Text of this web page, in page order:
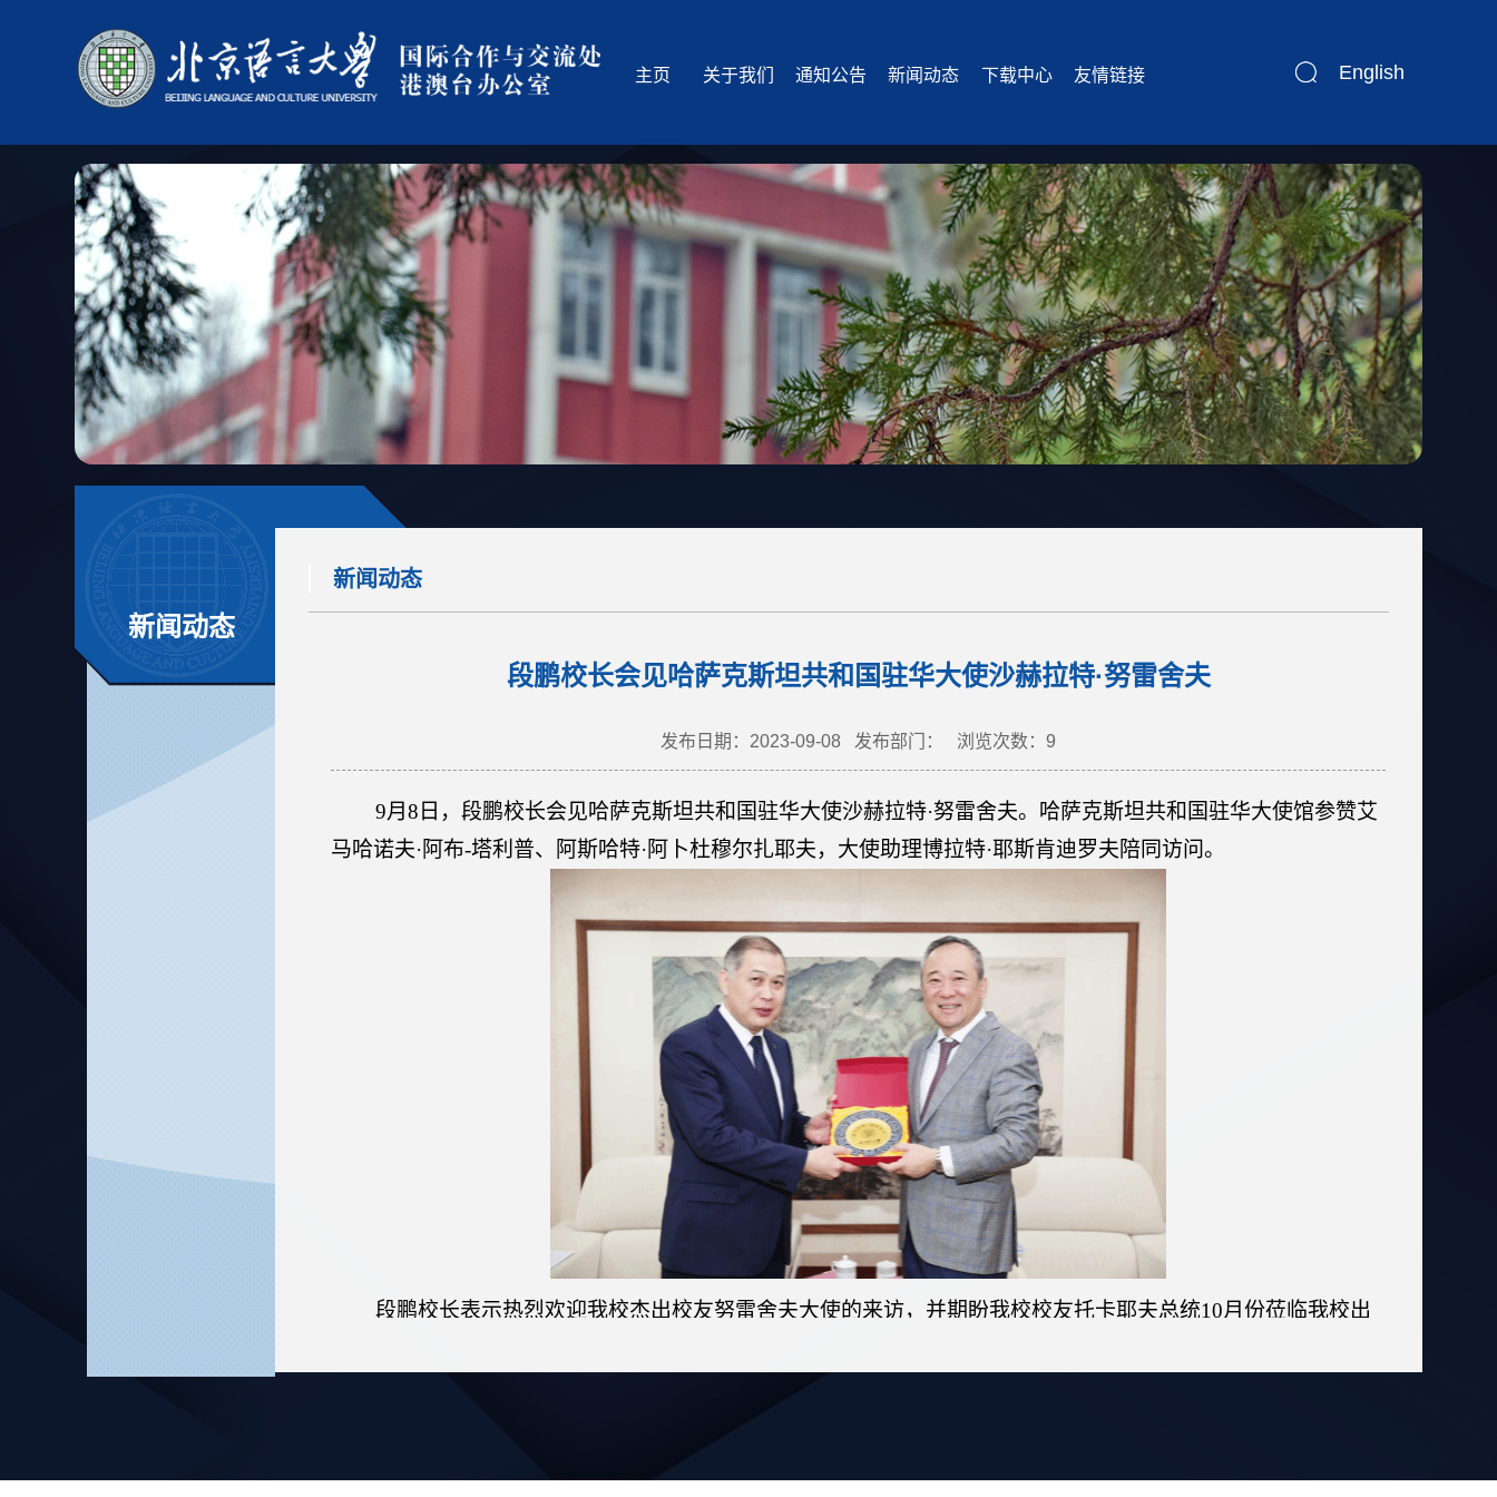
主页 关于我们 通知公告 新闻动态 下载中心 友情链接 English
新闻动态
新闻动态
段鹏校长会见哈萨克斯坦共和国驻华大使沙赫拉特·努雷舍夫
发布日期：2023-09-08 发布部门： 浏览次数：9
9月8 日，段鹏校长会见哈萨克斯坦共和国驻华大使沙赫拉特·努雷舍夫。哈萨克斯坦共和国驻华大使馆参赞艾
马哈诺夫·阿布-塔利普、阿斯哈特·阿卜杜穆尔扎耶夫，大使助理博拉特·耶斯肯迪罗夫陪同访问。
段鹏校长表示热烈欢迎我校杰出校友努雷舍夫大使的来访，并期盼我校校友托卡耶夫总统10月份莅临我校出